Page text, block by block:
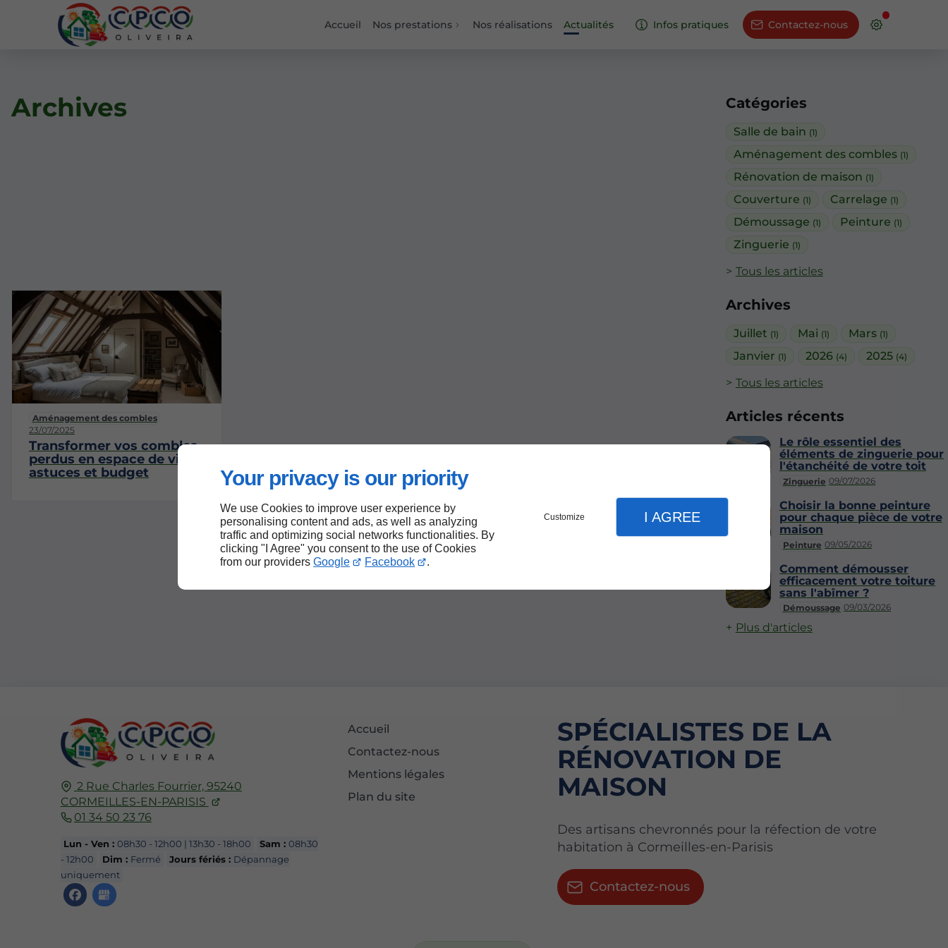
Your privacy is our priority
We use Cookies to improve user experience by
personalising content and ads, as well as analyzing
traffic and optimizing social networks functionalities. By
clicking "I Agree" you consent to the use of Cookies
from our providers Google Facebook .
Customize I AGREE
Accueil Nos prestations Nos réalisations Actualités Infos pratiques Contactez-nous
Catégories
Salle de bain (1)
Aménagement des combles (1)
Rénovation de maison (1)
Couverture (1) Carrelage (1)
Démoussage (1) Peinture (1)
Zinguerie (1)
Tous les articles
Archives
Juillet (1) Mai (1) Mars (1)
Janvier (1) 2026 (4) 2025 (4)
Tous les articles
Articles récents
Zinguerie 09/07/2026
Le rôle essentiel des
éléments de zinguerie pour
l'étanchéité de votre toit
Peinture 09/05/2026
Choisir la bonne peinture
pour chaque pièce de votre
maison
Démoussage 09/03/2026
Comment démousser
efficacement votre toiture
sans l'abîmer ?
Plus d'articles
Archives
Aménagement des combles
23/07/2025
Transformer vos combles
perdus en espace de vie :
astuces et budget
2 Rue Charles Fourrier, 95240
CORMEILLES-EN-PARISIS
01 34 50 23 76
Lun - Ven : 08h30 - 12h00 | 13h30 - 18h00 Sam : 08h30
- 12h00
Dim : Fermé Jours fériés : Dépannage
uniquement
Accueil
Contactez-nous
Mentions légales
Plan du site
SPÉCIALISTES DE LA
RÉNOVATION DE
MAISON
Des artisans chevronnés pour la réfection de votre
habitation à Cormeilles-en-Parisis
Contactez-nous